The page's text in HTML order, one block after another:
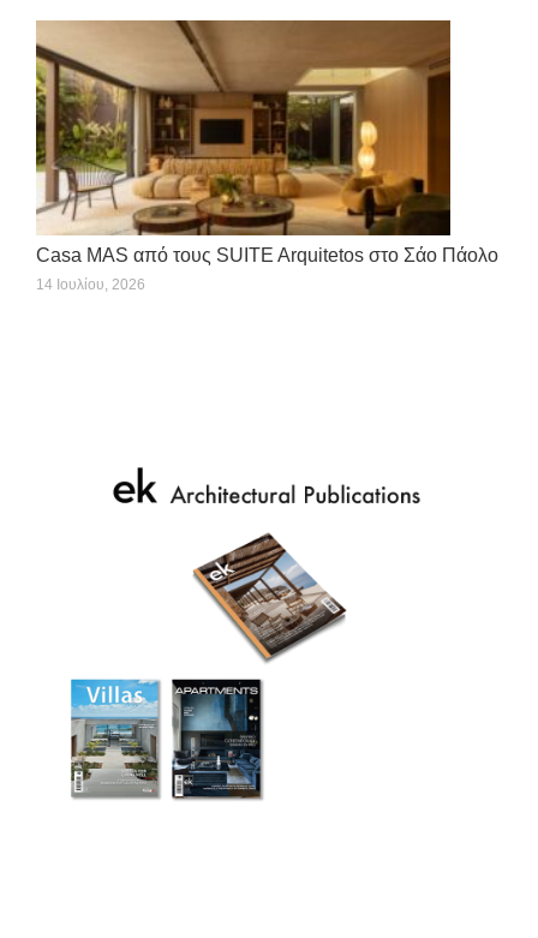
Casa MAS από τους SUITE Arquitetos στο Σάο Πάολο
14 Ιουλίου, 2026